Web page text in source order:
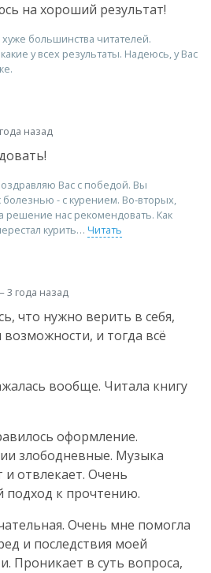
на хороший результат!
большинства читателей.
у всех результаты. Надеюсь, у Вас
назад
Вас с победой. Вы
болезнью - с курением. Во-вторых,
решение нас рекомендовать. Как
курить
Читать
3 года назад
что нужно верить в себя,
возможности, и тогда всё
вообще. Читала книгу
оформление.
злободневные. Музыка
и отвлекает. Очень
подход к прочтению.
Очень мне помогла
и последствия моей
Проникает в суть вопроса,